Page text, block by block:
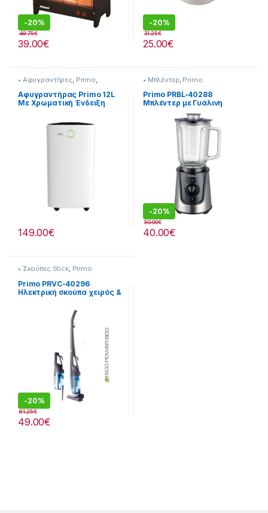
-20%
39.00€
48.75€
-20%
25.00€
31.25€
• Αφυγραντήρες Primo
Επεξεργασία αέρα
Αφυγραντήρας Primo 12L
Με Χρωματική Ένδειξη
Φίλτρο Ενεργού Άνθρακα
245299002
149.00€
• Μπλέντερ Primo
Primo PRBL-40288
Μπλέντερ με Γυάλινη
Κανάτα 1.5lt και
Θρυμματισμό Πάγου
-20%
40.00€
50.00€
• Σκούπες Stick, Primo
Primo PRVC-40296
Ηλεκτρική σκούπα χειρός &
-20%
49.00€
61.25€